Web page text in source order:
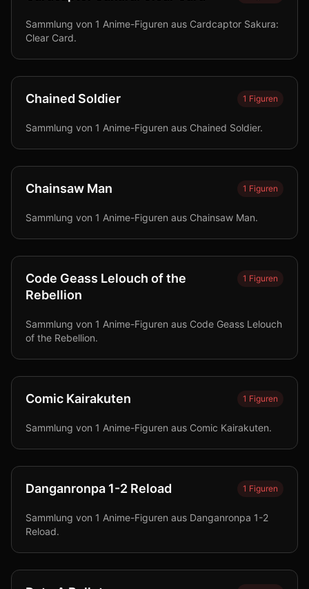
Sammlung von 1 Anime-Figuren aus Cardcaptor Sakura:
Clear Card.
Chained Soldier 1 Figuren
Sammlung von 1 Anime-Figuren aus Chained Soldier.
Chainsaw Man 1 Figuren
Sammlung von 1 Anime-Figuren aus Chainsaw Man.
Code Geass Lelouch of the
Rebellion
1 Figuren
Sammlung von 1 Anime-Figuren aus Code Geass Lelouch
of the Rebellion.
Comic Kairakuten 1 Figuren
Sammlung von 1 Anime-Figuren aus Comic Kairakuten.
Danganronpa 1-2 Reload 1 Figuren
Sammlung von 1 Anime-Figuren aus Danganronpa 1-2
Reload.